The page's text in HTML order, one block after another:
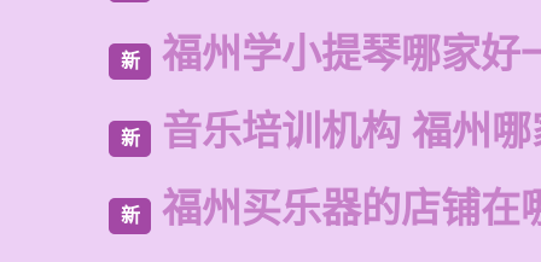
新 福州学小提琴哪家好
新 音乐培训机构 福州
新 福州买乐器的店铺在